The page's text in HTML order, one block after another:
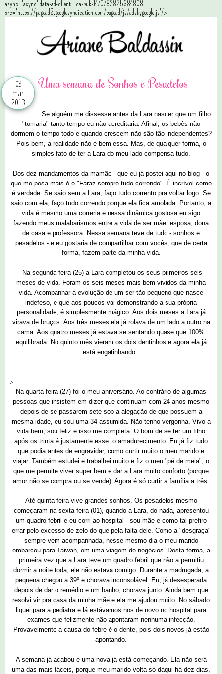
async='async' data-ad-client='ca-pub-1470782825684808'
src='https://pagead2.googlesyndication.com/pagead/js/adsbygoogle.js'/>
03
mar
2013
Uma semana de Sonhos e Pesadelos
Se alguém me dissesse antes da Lara nascer que um filho
"tomaria" tanto tempo eu não acreditaria. Afinal, os bebês não
dormem o tempo todo e quando crescem não são tão independentes?
Pois bem, a realidade não é bem essa. Mas, de qualquer forma, o
simples fato de ter a Lara do meu lado compensa tudo.
Dos dez mandamentos da mamãe - que eu já postei aqui no blog - o
que me pesa mais é o "Faraz sempre tudo correndo". É incrível como
é verdade. Se saio sem a Lara, faço tudo corrento pra voltar logo. Se
saio com ela, faço tudo correndo porque ela fica amolada. Portanto, a
vida é mesmo uma correria e nessa dinâmica gostosa eu sigo
fazendo meus malabarismos entre a vida de ser mãe, esposa, dona
de casa e professora. Nessa semana teve de tudo - sonhos e
pesadelos - e eu gostaria de compartilhar com vocês, que de certa
forma, fazem parte da minha vida.
Na segunda-feira (25) a Lara completou os seus primeiros seis
meses de vida. Foram os seis meses mais bem vividos da minha
vida. Acompanhar a evolução de um ser tão pequeno que nasce
indefeso, e que aos poucos vai demonstrando a sua própria
personalidade, é simplesmente mágico. Aos dois meses a Lara já
virava de bruços. Aos três meses ela já rolava de um lado a outro na
cama. Aos quatro meses já estava se sentando quase que 100%
equilibrada. No quinto mês vieram os dois dentinhos e agora ela já
está engatinhando.
>
Na quarta-feira (27) foi o meu aniversário. Ao contrário de algumas
pessoas que insistem em dizer que continuam com 24 anos mesmo
depois de se passarem sete sob a alegação de que possuem a
mesma idade, eu sou uma 34 assumida. Não tenho vergonha. Vivo a
vida bem, sou feliz e isso me completa. O bom de se ter um filho
após os trinta é justamente esse: o amadurecimento. Eu já fiz tudo
que podia antes de engravidar, como curtir muito o meu marido e
viajar. Também estudei e trabalhei muito e fiz o meu "pé de meia", o
que me permite viver super bem e dar a Lara muito conforto (porque
amor não se compra ou se vende). Agora é só curtir a família a três.
Até quinta-feira vive grandes sonhos. Os pesadelos mesmo
começaram na sexta-feira (01), quando a Lara, do nada, apresentou
um quadro febril e eu corri ao hospital - sou mãe e como tal prefiro
errar pelo excesso de zelo do que pela falta dele. Como a "desgraça"
sempre vem acompanhada, nesse mesmo dia o meu marido
embarcou para Taiwan, em uma viagem de negócios. Desta forma, a
primeira vez que a Lara teve um quadro febril que não a permitiu
dormir a noite toda, ele não estava comigo. Durante a madrugada, a
pequena chegou a 39º e chorava inconsolável. Eu, já desesperada
depois de dar o remédio e um banho, chorava junto. Ainda bem que
resolvi vir pra casa da minha mãe e ela me ajudou muito. No sábado
liguei para a pediatra e lá estávamos nos de novo no hospital para
exames que felizmente não apontaram nenhuma infecção.
Provavelmente a causa do febre é o dente, pois dois novos já estão
apontando.
A semana já acabou e uma nova já está começando. Ela não será
uma das mais fáceis, porque meu marido volta só daqui há dez dias,